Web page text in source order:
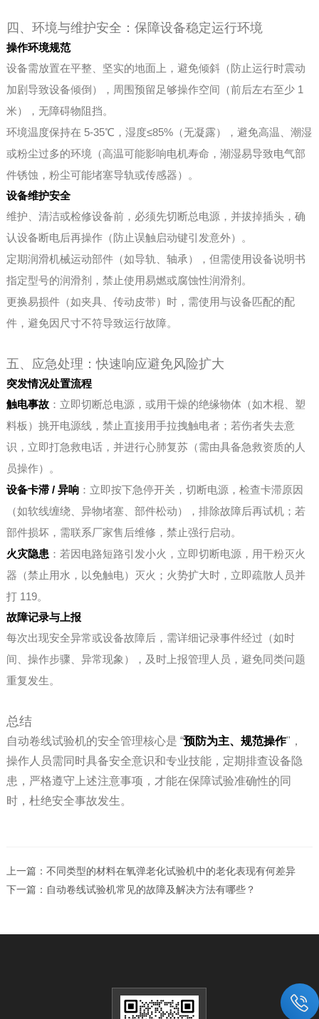
四、环境与维护安全：保障设备稳定运行环境
操作环境规范
设备需放置在平整、坚实的地面上，避免倾斜（防止运行时震动
加剧导致设备倾倒），周围预留足够操作空间（前后左右至少 1
米），无障碍物阻挡。
环境温度保持在 5-35℃，湿度≤85%（无凝露），避免高温、潮湿
或粉尘过多的环境（高温可能影响电机寿命，潮湿易导致电气部
件锈蚀，粉尘可能堵塞导轨或传感器）。
设备维护安全
维护、清洁或检修设备前，必须先切断总电源，并拔掉插头，确
认设备断电后再操作（防止误触启动键引发意外）。
定期润滑机械运动部件（如导轨、轴承），但需使用设备说明书
指定型号的润滑剂，禁止使用易燃或腐蚀性润滑剂。
更换易损件（如夹具、传动皮带）时，需使用与设备匹配的配
件，避免因尺寸不符导致运行故障。
五、应急处理：快速响应避免风险扩大
突发情况处置流程
触电事故：立即切断总电源，或用干燥的绝缘物体（如木棍、塑
料板）挑开电源线，禁止直接用手拉拽触电者；若伤者失去意
识，立即打急救电话，并进行心肺复苏（需由具备急救资质的人
员操作）。
设备卡滞 / 异响：立即按下急停开关，切断电源，检查卡滞原因
（如软线缠绕、异物堵塞、部件松动），排除故障后再试机；若
部件损坏，需联系厂家售后维修，禁止强行启动。
火灾隐患 ：若因电路短路引发小火，立即切断电源，用干粉灭火
器（禁止用水，以免触电）灭火；火势扩大时，立即疏散人员并
打 119。
故障记录与上报
每次出现安全异常或设备故障后，需详细记录事件经过（如时
间、操作步骤、异常现象），及时上报管理人员，避免同类问题
重复发生。
总结
自动卷线试验机的安全管理核心是 “预防为主、规范操作"，
操作人员需同时具备安全意识和专业技能，定期排查设备隐
患，严格遵守上述注意事项，才能在保障试验准确性的同
时，杜绝安全事故发生。
上一篇： 不同类型的材料在氧弹老化试验机中的老化表现有何差异
下一篇： 自动卷线试验机常见的故障及解决方法有哪些？